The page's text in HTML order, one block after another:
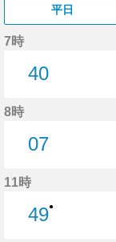
平日
7時
40
8時
07
11時
49●